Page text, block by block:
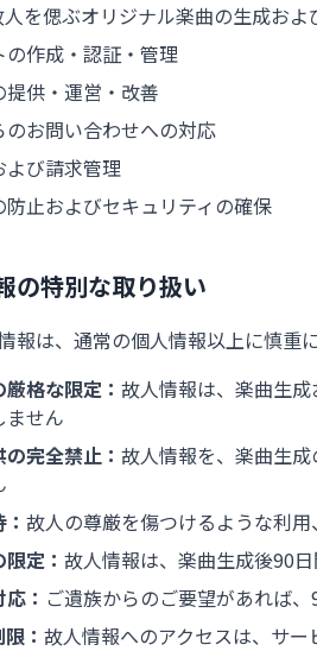
を偲ぶオリジナル楽曲の生成およ
の作成・認証・管理
提供・運営・改善
のお問い合わせへの対応
よび請求管理
防止およびセキュリティの確保
の特別な取り扱い
報は、通常の個人情報以上に慎重
格な限定： 故人情報は、楽曲生
ません
完全禁止： 故人情報を、楽曲生
故人の尊厳を傷つけるような利
定： 故人情報は、楽曲生成後90
： ご遺族からのご要望があれば
： 故人情報へのアクセスは、サ